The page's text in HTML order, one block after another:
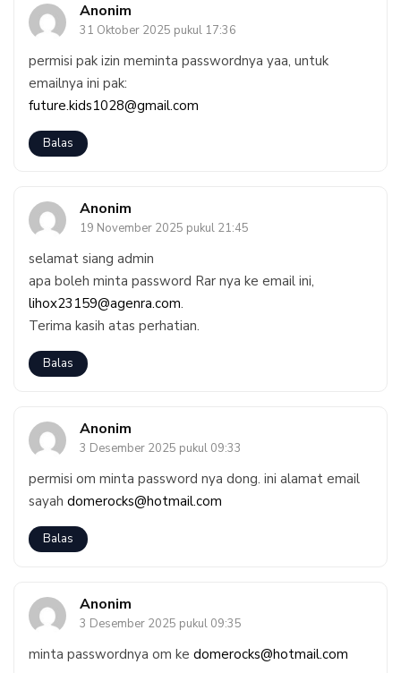
Anonim
31 Oktober 2025 pukul 17:36
permisi pak izin meminta passwordnya yaa, untuk
emailnya ini pak:
future.kids1028@gmail.com
Balas
Anonim
19 November 2025 pukul 21:45
selamat siang admin
apa boleh minta password Rar nya ke email ini,
lihox23159@agenra.com.
Terima kasih atas perhatian.
Balas
Anonim
3 Desember 2025 pukul 09:33
permisi om minta password nya dong. ini alamat email
sayah domerocks@hotmail.com
Balas
Anonim
3 Desember 2025 pukul 09:35
minta passwordnya om ke domerocks@hotmail.com